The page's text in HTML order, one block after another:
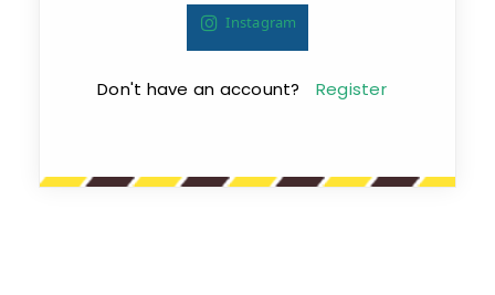
Instagram
Don't have an account? Register